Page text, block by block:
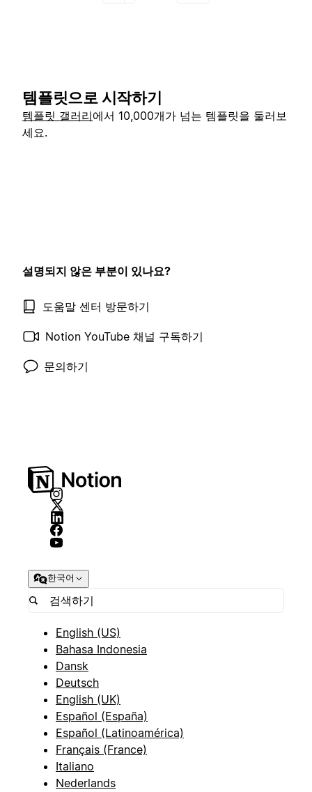
템플릿으로 시작하기
템플릿 갤러리에서 10,000개가 넘는 템플릿을 둘러보
세요.
설명되지 않은 부분이 있나요?
도움말 센터 방문하기
Notion YouTube 채널 구독하기
문의하기
한국어
English (US)
Bahasa Indonesia
Dansk
Deutsch
English (UK)
Español (España)
Español (Latinoamérica)
Français (France)
Italiano
Nederlands